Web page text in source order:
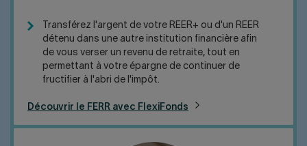
Transférez l'argent de votre REER+ ou d'un REER
détenu dans une autre institution financière afin
de vous verser un revenu de retraite, tout en
permettant à votre épargne de continuer de
fructifier à l'abri de l'impôt.
Découvrir le FERR avec FlexiFonds